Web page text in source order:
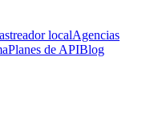
localAgencias
Planes de APIBlog